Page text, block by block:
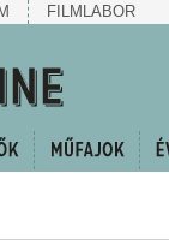
FILMLABOR